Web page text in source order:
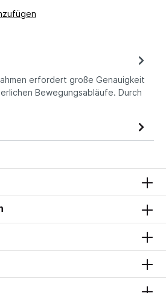
erfordert große Genauigkeit
Bewegungsabläufe. Durch